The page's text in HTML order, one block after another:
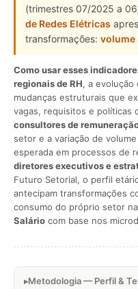
(trimestres 07/2025 a
de Redes Elétricas
transformações: volume
Como usar esses
regionais de RH, a evolução
mudanças estruturais que
vagas, requisitos e políticas
consultores de
setor e a variação de
esperada em processos de
diretores executivos e
Futuro Setorial, o perfil
antecipam transformações
consumo do próprio setor
Salário com base nos
Metodologia — Perfil &